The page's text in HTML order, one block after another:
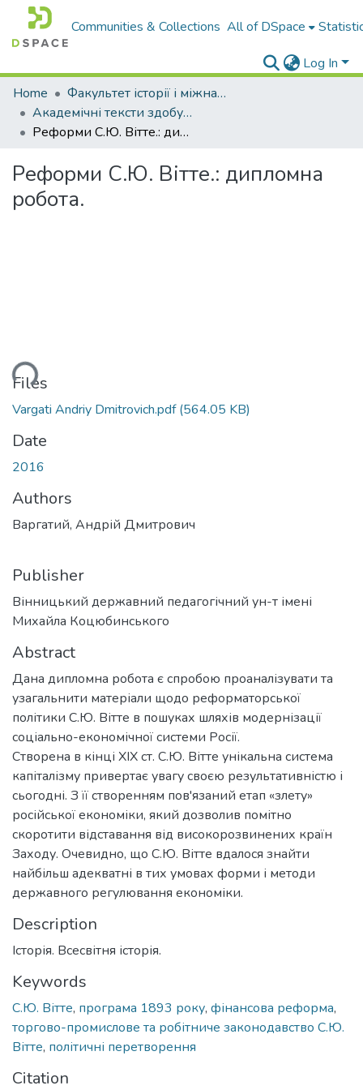
Communities & Collections All of DSpace
Log In
Home
Факультет історії і міжнародних відносин
Академічні тексти здобувачів вищої освіти
Реформи С.Ю. Вітте.: дипломна робота.
Реформи С.Ю. Вітте.: дипломна
робота.
Files
Vargati Andriy Dmitrovich.pdf(564.05 KB)
Date
2016
Authors
Варгатий, Андрій Дмитрович
Publisher
Вінницький державний педагогічний ун-т імені
Михайла Коцюбинського
Abstract
Дана дипломна робота є спробою проаналізувати та
узагальнити матеріали щодо реформаторської
політики С.Ю. Вітте в пошуках шляхів модернізації
соціально-економічної системи Росії.
Створена в кінці XIX ст. С.Ю. Вітте унікальна система
капіталізму привертає увагу своєю результативністю і
сьогодні. З її створенням пов'язаний етап «злету»
російської економіки, який дозволив помітно
скоротити відставання від високорозвинених країн
Заходу. Очевидно, що С.Ю. Вітте вдалося знайти
найбільш адекватні в тих умовах форми і методи
державного регулювання економіки.
Description
Історія. Всесвітня історія.
Keywords
С.Ю. Вітте, програма 1893 року, фінансова реформа,
торгово-промислове та робітниче законодавство С.Ю.
Вітте, політичні перетворення
Citation